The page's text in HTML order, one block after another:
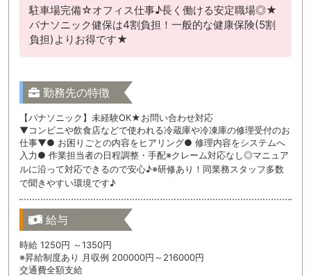
駐車場完備☆オフィス仕事♪長く働ける安定職場◎★
パナソニック健保は4割負担！一般的な健康保険(5割
負担)よりお得です★
勤務先の特徴
【パナソニック】未経験OK★お問い合わせ対応
▼コンビニや飲食店などで使われる冷蔵庫や冷凍庫の修理受付のお
仕事▼● お困りごとの内容をヒアリング● 修理内容をシステムへ
入力● 作業担当者の日程調整・手配※クレーム対応なし◎マニュア
ルに沿って対応できるので安心♪※研修あり！同業務スタッフ多数
で聞きやすい環境です♪
給与
時給 1250円 ～1350円
※昇給制度あり 月収例 200000円～216000円
交通費全額支給